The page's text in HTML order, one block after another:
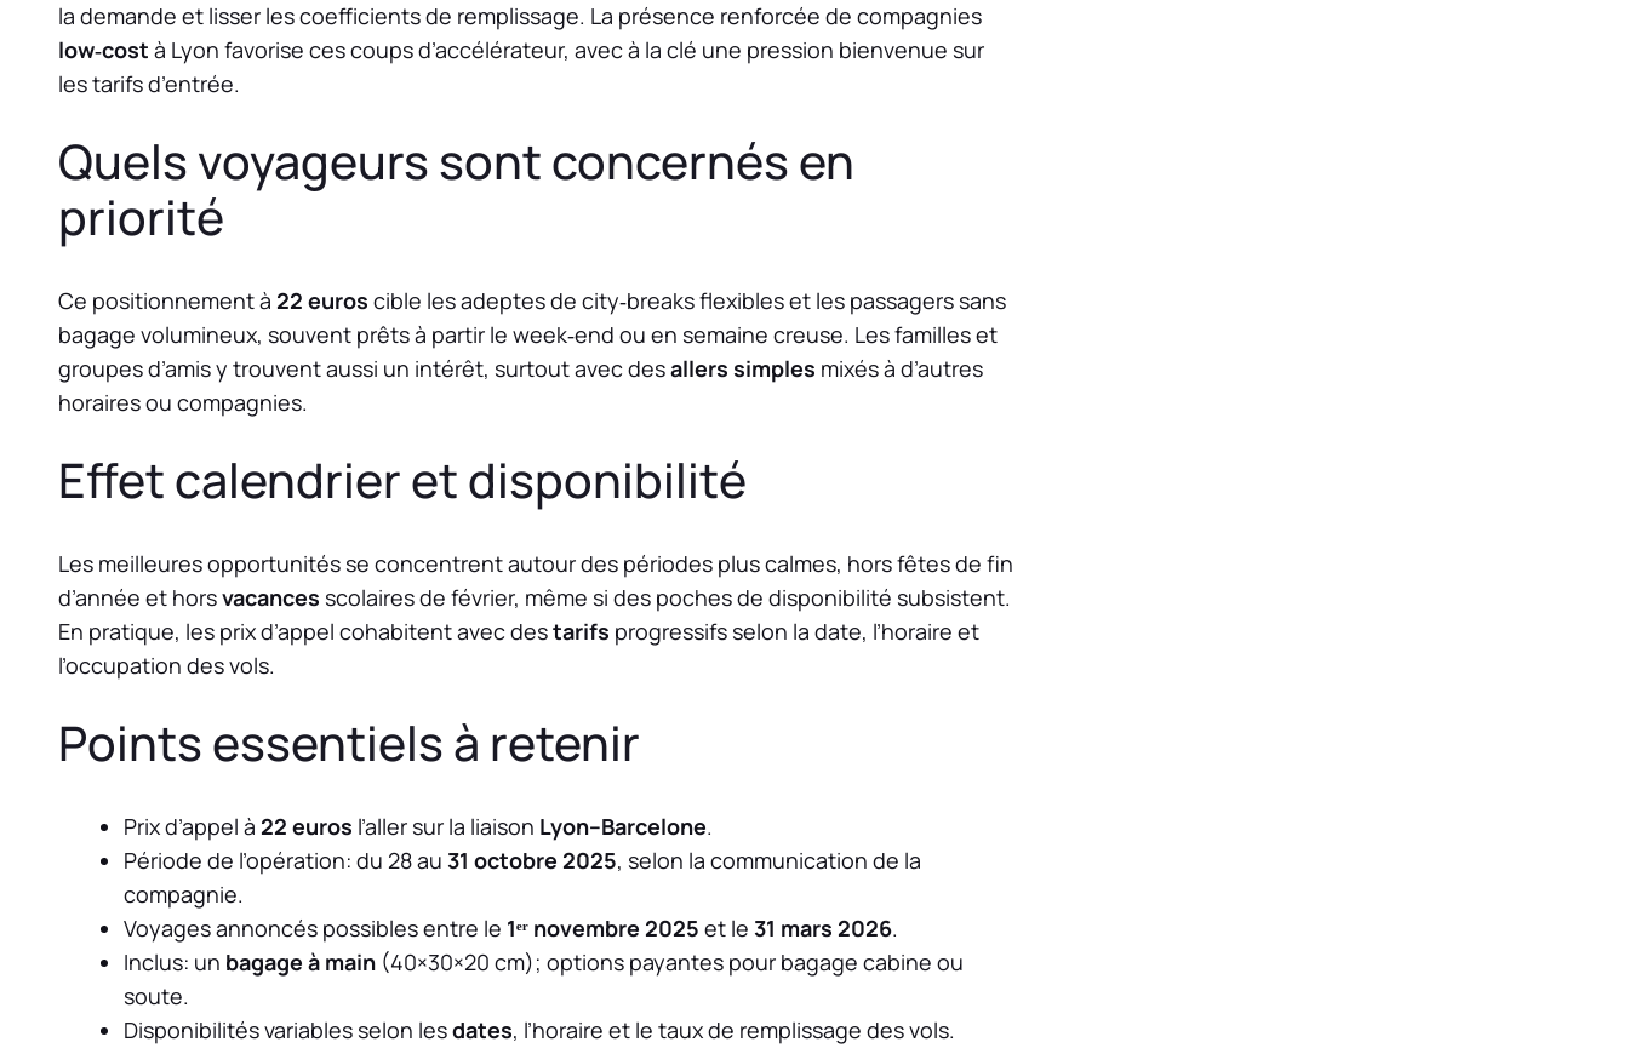
la demande et lisser les coefficients de remplissage. La présence renforcée de compagnies
low‑cost à Lyon favorise ces coups d’accélérateur, avec à la clé une pression bienvenue sur
les tarifs d’entrée.
Quels voyageurs sont concernés en
priorité
Ce positionnement à 22 euros cible les adeptes de city‑breaks flexibles et les passagers sans
bagage volumineux, souvent prêts à partir le week‑end ou en semaine creuse. Les familles et
groupes d’amis y trouvent aussi un intérêt, surtout avec desallers simples mixés à d’autres
horaires ou compagnies.
Effet calendrier et disponibilité
Les meilleures opportunités se concentrent autour des périodes plus calmes, hors fêtes de fin
d’année et horsvacances scolaires de février, même si des poches de disponibilité subsistent.
En pratique, les prix d’appel cohabitent avec destarifs progressifs selon la date, l’horaire et
l’occupation des vols.
Points essentiels à retenir
Prix d’appel à 22 euros l’aller sur la liaison Lyon–Barcelone.
Période de l’opération: du 28 au 31 octobre 2025, selon la communication de la
compagnie.
Voyages annoncés possibles entre le 1ᵉʳ novembre 2025 et le 31 mars 2026.
Inclus: un bagage à main (40×30×20 cm); options payantes pour bagage cabine ou
soute.
Disponibilités variables selon lesdates, l’horaire et le taux de remplissage des vols.